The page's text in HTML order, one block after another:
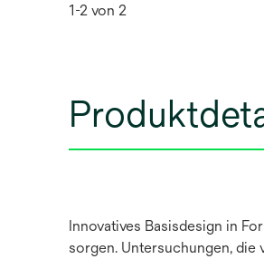
1-2 von 2
Innovatives Basisdesign in
sorgen. Untersuchungen,